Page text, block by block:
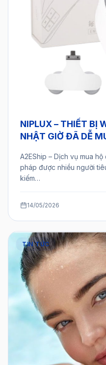
NIPLUX – THIẾT BỊ
NHẬT GIỜ ĐÃ DỄ
A2EShip – Dịch vụ mua
pháp được nhiều người
kiếm…
14/05/2026
TIN TỨC